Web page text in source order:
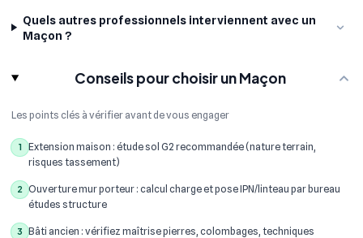
Quels autres professionnels interviennent avec un
Maçon ?
Conseils pour choisir un Maçon
Les points clés à vérifier avant de vous engager
1
Extension maison : étude sol G2 recommandée (nature terrain,
risques tassement)
2
Ouverture mur porteur : calcul charge et pose IPN/linteau par bureau
études structure
3
Bâti ancien : vérifiez maîtrise pierres, colombages, techniques